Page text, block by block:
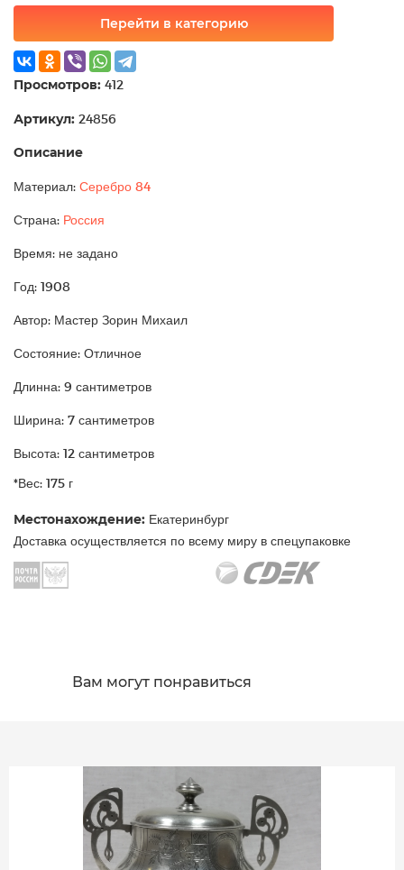
Перейти в категорию
Просмотров: 412
Артикул: 24856
Описание
Материал: Серебро 84
Страна: Россия
Время: не задано
Год: 1908
Автор: Мастер Зорин Михаил
Состояние: Отличное
Длинна: 9 сантиметров
Ширина: 7 сантиметров
Высота: 12 сантиметров
*Вес: 175 г
Местонахождение: Екатеринбург
Доставка осуществляется по всему миру в спецупаковке
Вам могут понравиться